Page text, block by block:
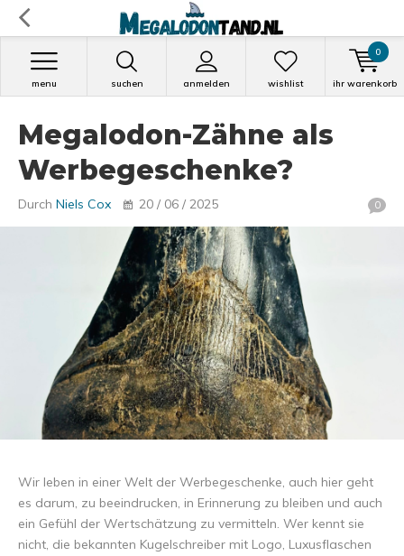
suchen anmelden
menu wishlist ihr warenkorb
0
Megalodon-Zähne als
Werbegeschenke?
Durch Niels Cox 20 / 06 / 2025 0
Wir leben in einer Welt der Werbegeschenke, auch hier geht
es darum, zu beeindrucken, in Erinnerung zu bleiben und auch
ein Gefühl der Wertschätzung zu vermitteln. Wer kennt sie
nicht, die bekannten Kugelschreiber mit Logo, Luxusflaschen